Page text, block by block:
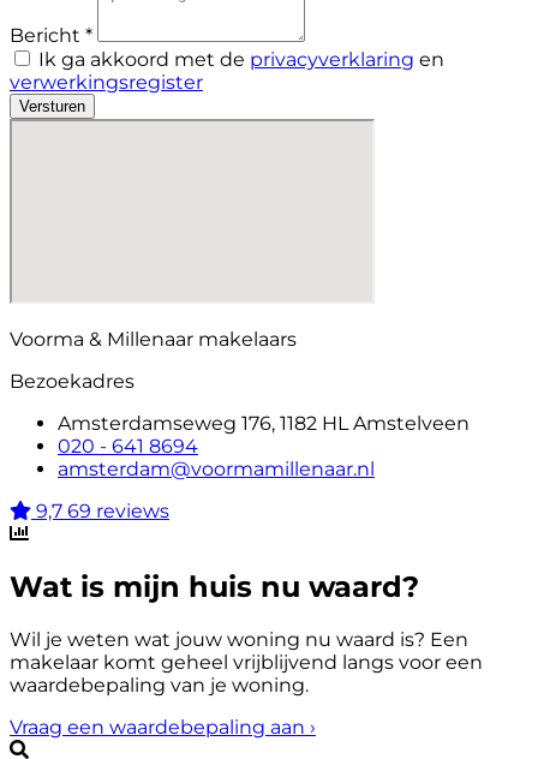
Bericht *
Ik ga akkoord met de privacyverklaring en
verwerkingsregister
Versturen
Voorma & Millenaar makelaars
Bezoekadres
Amsterdamseweg 176, 1182 HL Amstelveen
020 - 641 8694
amsterdam@voormamillenaar.nl
9,7 69 reviews
Wat is mijn huis nu waard?
Wil je weten wat jouw woning nu waard is? Een
makelaar komt geheel vrijblijvend langs voor een
waardebepaling van je woning.
Vraag een waardebepaling aan ›